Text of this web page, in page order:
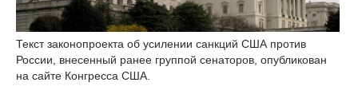
Текст законопроекта об усилении санкций США против
России, внесенный ранее группой сенаторов, опубликован
на сайте Конгресса США.